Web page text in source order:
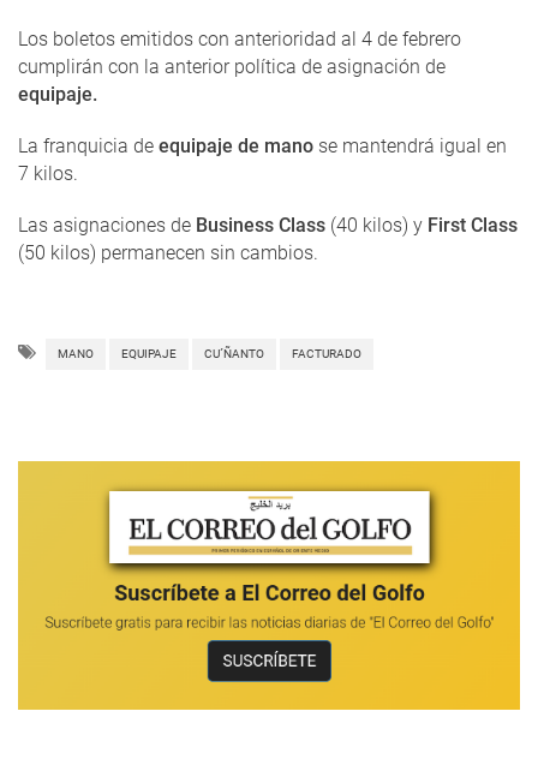
Los boletos emitidos con anterioridad al 4 de febrero
cumplirán con la anterior política de asignación de
equipaje.
La franquicia de equipaje de mano se mantendrá igual en
7 kilos.
Las asignaciones de Business Class (40 kilos) y First Class
(50 kilos) permanecen sin cambios.
MANO EQUIPAJE CU´ÑANTO FACTURADO